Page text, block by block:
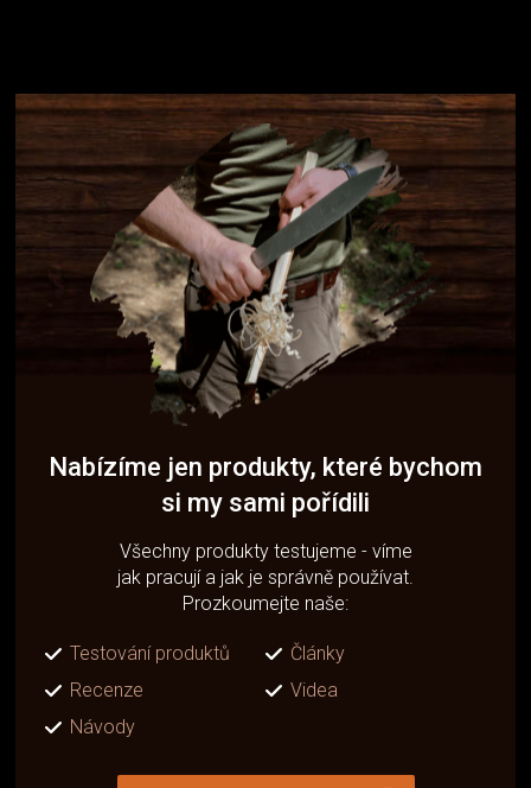
Nabízíme jen produkty, které bychom
si my sami pořídili
Všechny produkty testujeme - víme
jak pracují a jak je správně používat.
Prozkoumejte naše:
Testování produktů
Články
Recenze
Videa
Návody